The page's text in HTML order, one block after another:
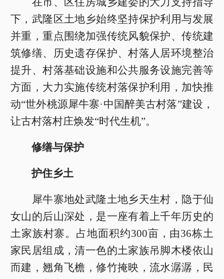
下，武隆区土地乡始终坚持保护利用与发展
并重，重点围绕加强传统风貌保护、传统建
筑修缮、历史遗存保护、村落人居环境整治
提升、村落基础设施和公共服务设施完善等
方面，大力实施传统村落保护利用，加快推
动“世外桃源犀牛寨·中国醉美古村落”建设，
让古村落村庄焕发“时代生机”。
修缮与保护
护住乡土
犀牛寨地处武隆土地乡天生村，隐于仙
女山的后山深处，是一座有着上千年历史的
土家族村寨。占地面积约300亩，由36栋土
家民居组成，清一色的土家族吊脚木楼依山
而建，翘角飞檐，修竹掩映，流水潺潺，民